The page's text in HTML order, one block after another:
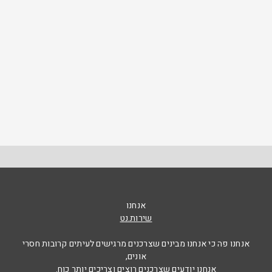
אנחנו
שירות.נט
אנחנו פה כי אנחנו מבינים שצרכנים מרגישים לעיתים קרובות חסרי
אונים,
אנחנו יודעים שצרכנים רוצים וצריכים יותר כוח.